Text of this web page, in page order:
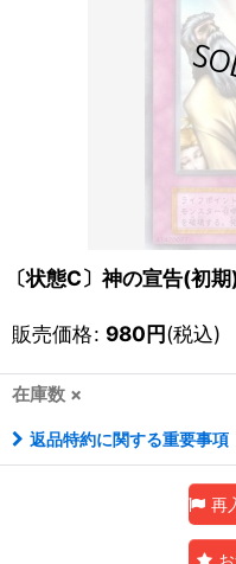
〔状態C〕神の宣告(初
販売価格: 980円(税込)
在庫数 ×
返品特約に関する重要事項
再